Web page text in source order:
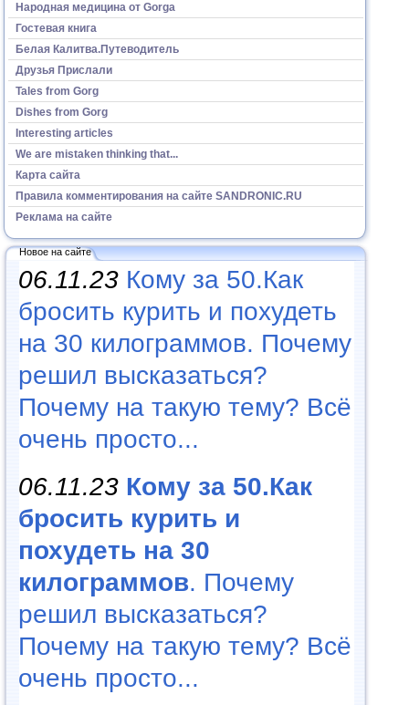
Народная медицина от Gorga
Гостевая книга
Белая Калитва.Путеводитель
Друзья Прислали
Tales from Gorg
Dishes from Gorg
Interesting articles
We are mistaken thinking that...
Карта сайта
Правила комментирования на сайте SANDRONIC.RU
Реклама на сайте
Новое на сайте
06.11.23 Кому за 50.Как
бросить курить и похудеть
на 30 килограммов. Почему
решил высказаться?
Почему на такую тему? Всё
очень просто...
06.11.23 Кому за 50.Как
бросить курить и
похудеть на 30
килограммов. Почему
решил высказаться?
Почему на такую тему? Всё
очень просто...